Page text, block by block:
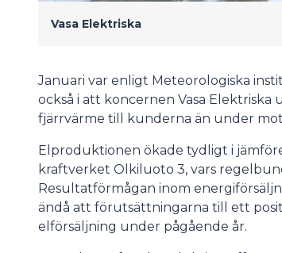
Vasa Elektriska
Januari var enligt Meteorologiska
också i att koncernen Vasa
fjärrvärme till kunderna än under
Elproduktionen ökade tydligt i
kraftverket Olkiluoto 3, vars
Resultatförmågan inom
ändå att förutsättningarna till ett
elförsäljning under pågående år.